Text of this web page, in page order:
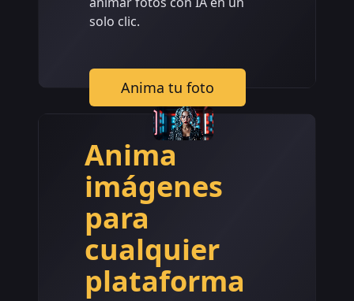
solo clic.
Anima tu foto
Anima
imágenes
para
cualquier
plataforma